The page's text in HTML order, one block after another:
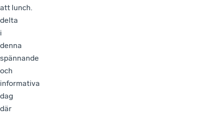
att
delta
i
denna
spännande
och
informativa
dag
där
lunch.